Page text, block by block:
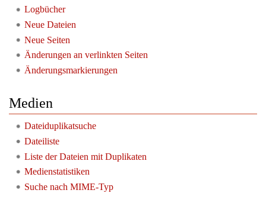
Logbücher
Neue Dateien
Neue Seiten
Änderungen an verlinkten Seiten
Änderungsmarkierungen
Medien
Dateiduplikatsuche
Dateiliste
Liste der Dateien mit Duplikaten
Medienstatistiken
Suche nach MIME-Typ